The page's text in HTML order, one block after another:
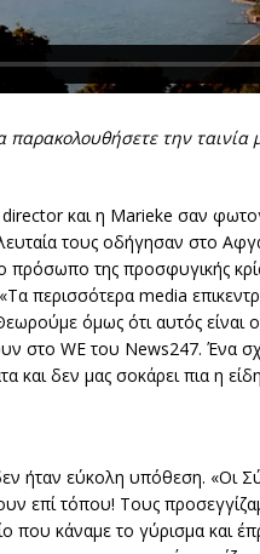
παρακολουθήσετε την
director και η Marieke σαν
τους οδήγησαν στο
της προσφυγικής
περισσότερα media
όμως ότι αυτός
στο WE του News247. Ένα
και δεν μας σοκάρει πια η
ήταν εύκολη υπόθεση. «Οι
επί τόπου! Τους
που κάναμε το γύρισμα και